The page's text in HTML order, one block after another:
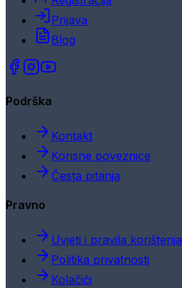
Prijava
Blog
Podrška
Kontakt
Korisne poveznice
Česta pitanja
Pravno
Uvjeti i pravila korištenja
Politika privatnosti
Kolačići